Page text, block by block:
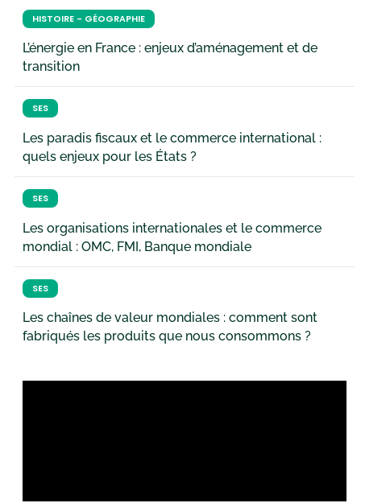
HISTOIRE - GÉOGRAPHIE
L’énergie en France : enjeux d’aménagement et de
transition
SES
Les paradis fiscaux et le commerce international :
quels enjeux pour les États ?
SES
Les organisations internationales et le commerce
mondial : OMC, FMI, Banque mondiale
SES
Les chaînes de valeur mondiales : comment sont
fabriqués les produits que nous consommons ?